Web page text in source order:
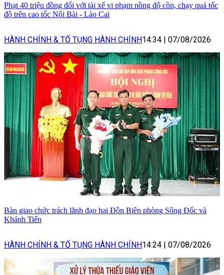
Phạt 40 triệu đồng đối với tài xế vi phạm nồng độ cồn, chạy quá tốc
độ trên cao tốc Nội Bài - Lào Cai
HÀNH CHÍNH & TỐ TỤNG HÀNH CHÍNH14:34 | 07/08/2026
Bàn giao chức trách lãnh đạo hai Đồn Biên phòng Sông Đốc và
Khánh Tiến
HÀNH CHÍNH & TỐ TỤNG HÀNH CHÍNH14:24 | 07/08/2026